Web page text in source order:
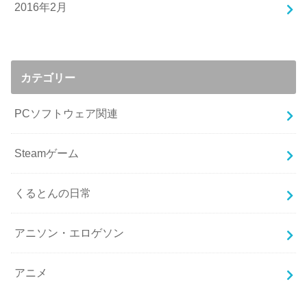
2016年2月
カテゴリー
PCソフトウェア関連
Steamゲーム
くるとんの日常
アニソン・エロゲソン
アニメ